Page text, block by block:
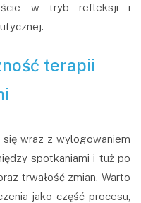
w tryb refleksji i
terapii
wraz z wylogowaniem
spotkaniami i tuż po
trwałość zmian. Warto
jako część procesu,